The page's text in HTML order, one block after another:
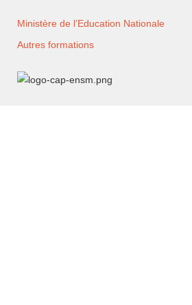
Ministère de l’Education Nationale
Autres formations